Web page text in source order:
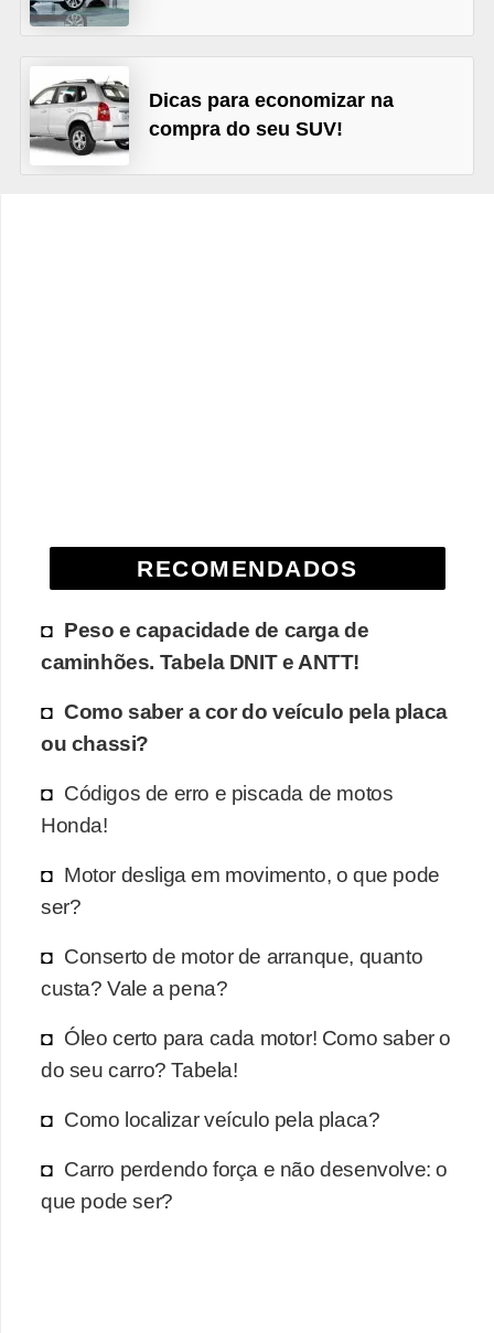
Dicas para economizar na
compra do seu SUV!
RECOMENDADOS
Peso e capacidade de carga de
caminhões. Tabela DNIT e ANTT!
Como saber a cor do veículo pela placa
ou chassi?
Códigos de erro e piscada de motos
Honda!
Motor desliga em movimento, o que pode
ser?
Conserto de motor de arranque, quanto
custa? Vale a pena?
Óleo certo para cada motor! Como saber o
do seu carro? Tabela!
Como localizar veículo pela placa?
Carro perdendo força e não desenvolve: o
que pode ser?
s
C
a
m
i
C
o
m
p
a
c
a
D
i
c
o
n